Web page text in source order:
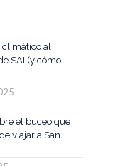
climático al
SAI (y cómo
el buceo que
viajar a San